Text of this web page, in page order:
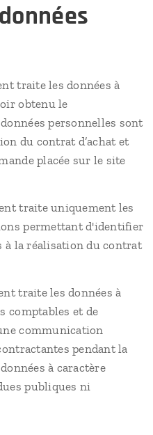
traite les données à
obtenu le
personnelles sont
du contrat d’achat et
placée sur le site
traite uniquement les
permettant d'identifier
à la réalisation du contrat
traite les données à
comptables et de
communication
pendant la
à caractère
publiques ni